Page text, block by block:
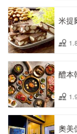
米提
醴本
奧美